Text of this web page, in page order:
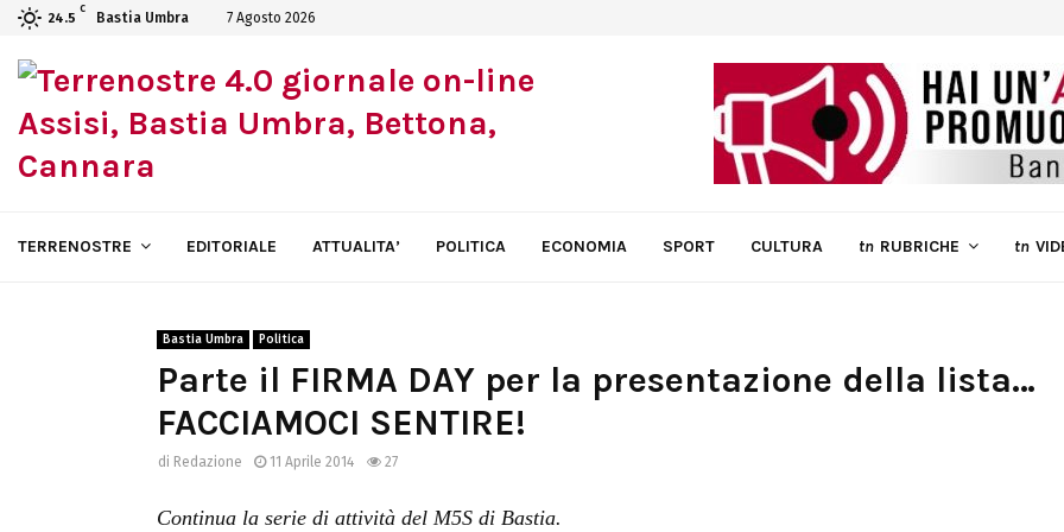
24.5
C
Bastia Umbra 7 Agosto 2026
TERRENOSTRE EDITORIALE ATTUALITA’ POLITICA ECONOMIA SPORT CULTURA tn RUBRICHE tn
Bastia Umbra Politica
Parte il FIRMA DAY per la presentazione della lista…
FACCIAMOCI SENTIRE!
di Redazione 11 Aprile 2014 27
Continua la serie di attività del M5S di Bastia.